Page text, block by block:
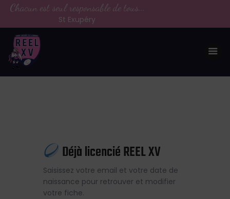
Chacun est seul responsable de tous...
St Exupéry
CONTACT
Déjà licencié REEL XV
Saisissez votre email et votre date de
naissance pour retrouver et modifier
votre fiche.